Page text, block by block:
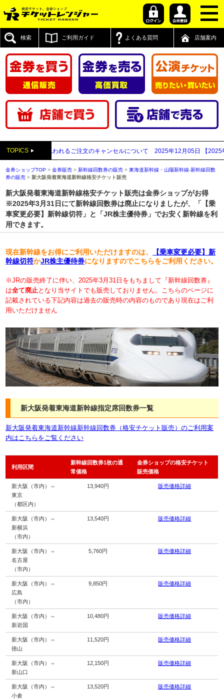
検索 ご利用ガイド よくある質問 店舗案内
TOPICS
者と思われるご注文のキャンセルについて 2025年12月05日 【2025年～2026
金券ショップTOP >金券販売 >新幹線回数券の販売 >東海道新幹線・山陽新幹線-新幹線回数
券の販売 >新大阪発着東海道新幹線格安チケット販売
新大阪発着東海道新幹線格安チケット販売は金券ショップがお得
※2025年3月31日にて新幹線回数券は廃止になりましたが、「【乗
車変更必要】新幹線切符」と「JR株主優待券」でお安く新幹線を利
用できます。
現在新幹線をお得にご利用いただけますのは、
【乗車変更必要】新
幹線切符かJR株主優待券になりますのでこちらをご利用ください。
※JRの販売終了に伴い、2025年3月31日をもちまして『新幹線回数券』
は全て廃止 となり当サイトでも販売しておりません。こちらのページに
記載されている下記内容は過去の販売時の内容のものであり現在はご利
用いただけません
新大阪発着東海道新幹線指定席回数券一覧
新大阪発着東海道新幹線新幹線回数券（格安チケット販売）のご利用案
内はこちらをご覧ください
利用区間
新幹線回数券1枚の通
常価格
金券ショップの格安チケット
販売価格
新大阪（市内）⇔
東京
（都区内）
13,940円 販売価格詳細
新大阪（市内）⇔
新横浜
（市内）
13,540円 販売価格詳細
新大阪（市内）⇔
名古屋
（市内）
5,760円 販売価格詳細
新大阪（市内）⇔
広島
（市内）
9,850円 販売価格詳細
新大阪（市内）⇔
新岩国
10,480円 販売価格詳細
新大阪（市内）⇔
徳山
11,520円 販売価格詳細
新大阪（市内）⇔
新山口
12,150円 販売価格詳細
新大阪（市内）⇔
小倉
13,520円 販売価格詳細